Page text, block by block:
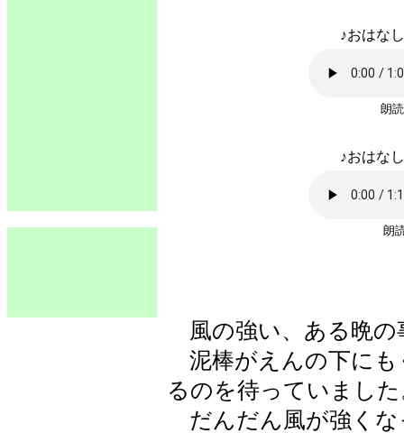
♪おはな
朗
♪おはな
朗
風の強い、ある晩の
泥棒がえんの下にも
るのを待っていまし
だんだん風が強くな